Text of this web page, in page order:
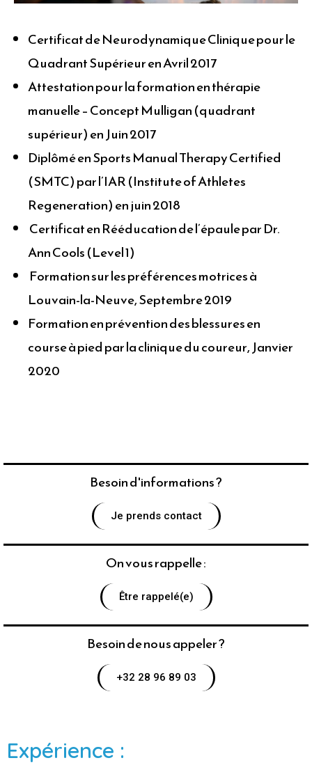
Certificat de Neurodynamique Clinique pour le
Quadrant Supérieur en Avril 2017
Attestation pour la formation en thérapie
manuelle – Concept Mulligan (quadrant
supérieur) en Juin 2017
Diplômé en Sports Manual Therapy Certified
(SMTC) par l’IAR (Institute of Athletes
Regeneration) en juin 2018
Certificat en Rééducation de l’épaule par Dr.
Ann Cools (Level 1)
Formation sur les préférences motrices à
Louvain-la-Neuve, Septembre 2019
Formation en prévention des blessures en
course à pied par la clinique du coureur, Janvier
2020
Besoin d'informations ?
Je prends contact
On vous rappelle :
Être rappelé(e)
Besoin de nous appeler ?
+32 28 96 89 03
Expérience :